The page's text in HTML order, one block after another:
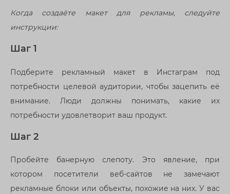
Когда создаёте макет для рекламы, следуйте
инструкции:
Шаг 1
Подберите рекламный макет в Инстаграм под
потребности целевой аудитории, чтобы зацепить её
внимание. Люди должны понимать, какие их
потребности удовлетворит ваш продукт.
Шаг 2
Пробейте банерную слепоту. Это явление, при
котором посетители веб-сайтов не замечают
рекламные блоки или объекты, похожие на них. У вас